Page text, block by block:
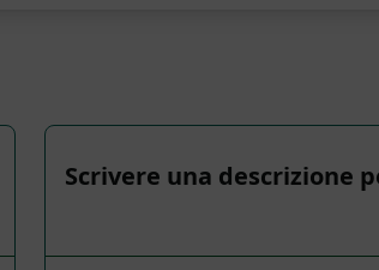
Scrivere una descrizione